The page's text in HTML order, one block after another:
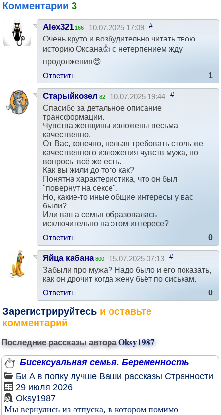
Комментарии 3
Alex321 166 10.07.2025 17:09 #
Очень круто и возбудительно читать твою
историю Оксана👍 с нетерпением жду
продолжения😍
Ответить
1
Старыйкозел 82 10.07.2025 19:44 #
Спасибо за детальное описание
трансформации.
Чувства женщины изложены весьма
качественно.
От Вас, конечно, нельзя требовать столь же
качественного изложения чувств мужа, но
вопросы всё же есть.
Как вы жили до того как?
Понятна характеристика, что он был
"повернут на сексе".
Но, какие-то иные общие интересы у вас
были?
Или ваша семья образовалась
исключительно на этом интересе?
Ответить
0
Яйца кабана 800 15.07.2025 07:13 #
Забыли про мужа? Надо было и его показать,
как он дрочит когда жену бьёт по сиськам.
Ответить
0
Зарегистрируйтесь и оставьте
комментарий
Последние рассказы автораOksy1987
Бисексуальная семья. Беременность
Би А в попку лучше Ваши рассказы Странности
29 июля 2026
Oksy1987
Мы вернулись из отпуска, в котором помимо